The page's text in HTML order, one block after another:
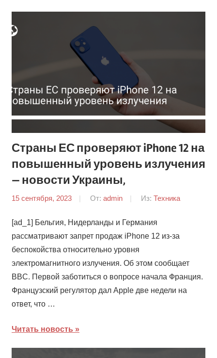
Страны ЕС проверяют iPhone 12 на
повышенный уровень излучения
— новости Украины,
15 сентября, 2023 От: admin Из: Техника
[ad_1] Бельгия, Нидерланды и Германия
рассматривают запрет продаж iPhone 12 из-за
беспокойства относительно уровня
электромагнитного излучения. Об этом сообщает
BBC. Первой заботиться о вопросе начала Франция.
Французский регулятор дал Apple две недели на
ответ, что …
Читать новость